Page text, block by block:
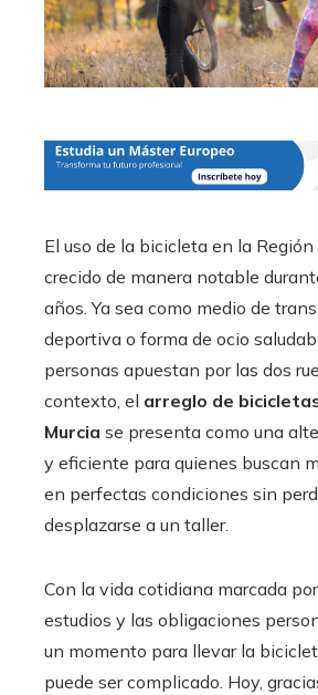
El uso de la bicicleta en la Región
crecido de manera notable
años. Ya sea como medio de
deportiva o forma de ocio
personas apuestan por las dos
contexto, el arreglo de
Murcia se presenta como una
y eficiente para quienes buscan
en perfectas condiciones sin
desplazarse a un taller.
Con la vida cotidiana marcada
estudios y las obligaciones
un momento para llevar la
puede ser complicado. Hoy,